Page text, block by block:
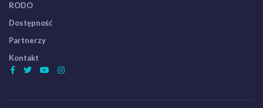
RODO
Dostępność
Partnerzy
Kontakt